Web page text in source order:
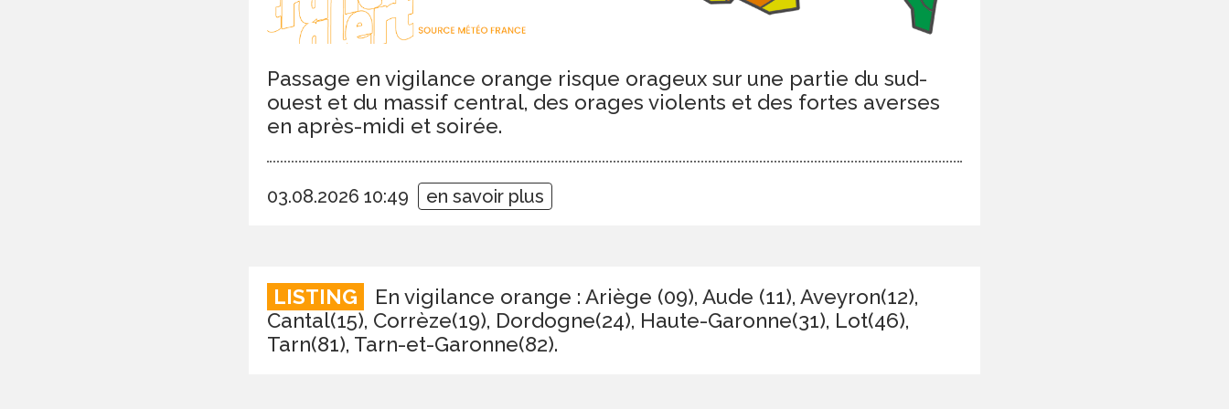
Passage en vigilance orange risque orageux sur une partie du sud-
ouest et du massif central, des orages violents et des fortes averses
en après-midi et soirée.
03.08.2026 10:49 en savoir plus
LISTING
En vigilance orange : Ariège (09), Aude (11), Aveyron(12),
Cantal(15), Corrèze(19), Dordogne(24), Haute-Garonne(31), Lot(46),
Tarn(81), Tarn-et-Garonne(82).